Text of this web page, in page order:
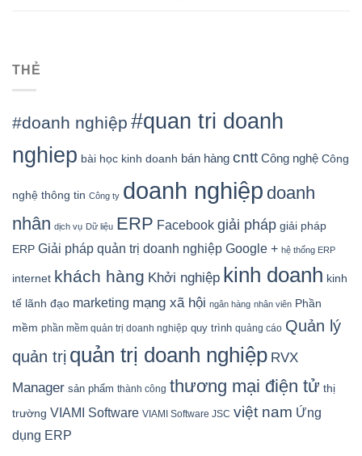
THẺ
#doanh nghiệp #quan tri doanh
nghiep bài học kinh doanh bán hàng cntt Công nghệ Công
nghệ thông tin Công ty doanh nghiệp doanh
nhân dịch vụ Dữ liệu ERP Facebook giải pháp giải pháp
ERP Giải pháp quản trị doanh nghiệp Google + hệ thống ERP
internet khách hàng Khởi nghiệp kinh doanh kinh
tế lãnh đạo marketing mạng xã hội ngân hàng nhân viên Phần
mềm phần mềm quản trị doanh nghiệp quy trình quảng cáo Quản lý
quản trị quản trị doanh nghiệp RVX
Manager sản phẩm thành công thương mại điện tử thị
trường VIAMI Software VIAMI Software JSC việt nam Ứng
dụng ERP